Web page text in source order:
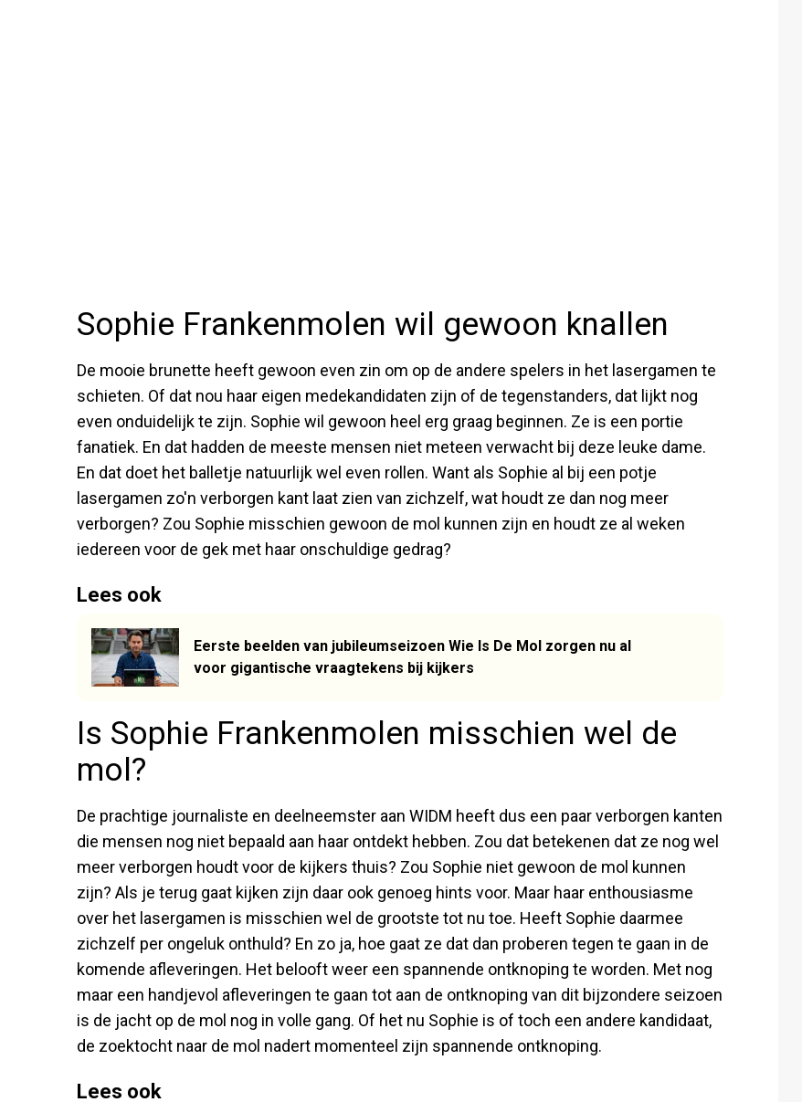
Sophie Frankenmolen wil gewoon knallen
De mooie brunette heeft gewoon even zin om op de andere spelers in het lasergamen te
schieten. Of dat nou haar eigen medekandidaten zijn of de tegenstanders, dat lijkt nog
even onduidelijk te zijn. Sophie wil gewoon heel erg graag beginnen. Ze is een portie
fanatiek. En dat hadden de meeste mensen niet meteen verwacht bij deze leuke dame.
En dat doet het balletje natuurlijk wel even rollen. Want als Sophie al bij een potje
lasergamen zo'n verborgen kant laat zien van zichzelf, wat houdt ze dan nog meer
verborgen? Zou Sophie misschien gewoon de mol kunnen zijn en houdt ze al weken
iedereen voor de gek met haar onschuldige gedrag?
Lees ook
Eerste beelden van jubileumseizoen Wie Is De Mol zorgen nu al
voor gigantische vraagtekens bij kijkers
Is Sophie Frankenmolen misschien wel de
mol?
De prachtige journaliste en deelneemster aan WIDM heeft dus een paar verborgen kanten
die mensen nog niet bepaald aan haar ontdekt hebben. Zou dat betekenen dat ze nog wel
meer verborgen houdt voor de kijkers thuis? Zou Sophie niet gewoon de mol kunnen
zijn? Als je terug gaat kijken zijn daar ook genoeg hints voor. Maar haar enthousiasme
over het lasergamen is misschien wel de grootste tot nu toe. Heeft Sophie daarmee
zichzelf per ongeluk onthuld? En zo ja, hoe gaat ze dat dan proberen tegen te gaan in de
komende afleveringen. Het belooft weer een spannende ontknoping te worden. Met nog
maar een handjevol afleveringen te gaan tot aan de ontknoping van dit bijzondere seizoen
is de jacht op de mol nog in volle gang. Of het nu Sophie is of toch een andere kandidaat,
de zoektocht naar de mol nadert momenteel zijn spannende ontknoping.
Lees ook